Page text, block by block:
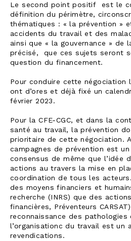
Le second point positif est le
définition du périmètre,
thématiques : « la prévention »
accidents du travail et des
ainsi que « la gouvernance » de
précisé, que ces sujets seront
question du financement.
Pour conduire cette négociation
ont d’ores et déjà fixé un
février 2023.
Pour la CFE-CGC, et dans la
santé au travail, la prévention
prioritaire de cette négociation.
campagnes de prévention est
consensus de même que l’idée
actions au travers la mise en
coordination de tous les
des moyens financiers et
recherche (INRS) que des
financières, Préventeurs
reconnaissance des pathologies
l’organisationc du travail est un
revendications.